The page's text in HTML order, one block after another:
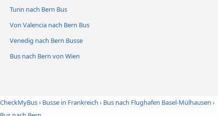
Turin nach Bern Bus
Von Valencia nach Bern Bus
Venedig nach Bern Busse
Bus nach Bern von Wien
CheckMyBus› Busse in Frankreich › Bus nach Flughafen Basel-Mülhausen ›